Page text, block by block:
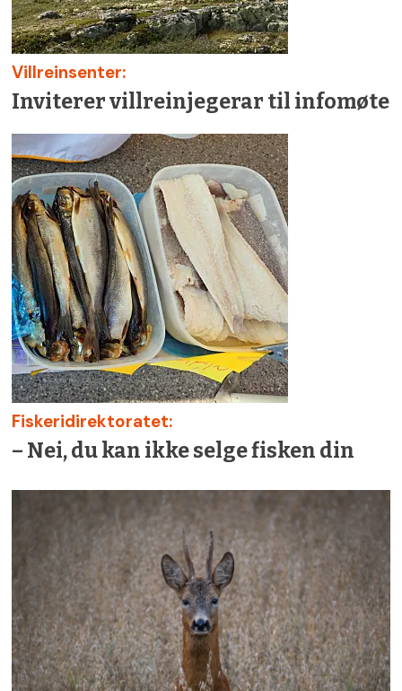
Villreinsenter:
Inviterer villreinjegerar til infomøte
Fiskeridirektoratet:
– Nei, du kan ikke selge fisken din